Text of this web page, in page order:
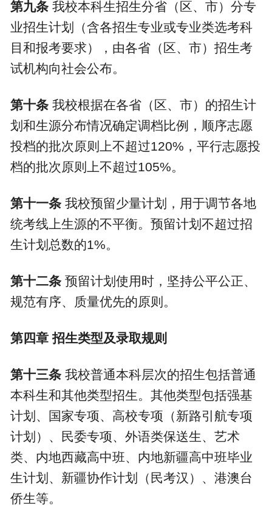
第九条 我校本科生招生分省（区、市）分专
业招生计划（含各招生专业或专业类选考科
目和报考要求），由各省（区、市）招生考
试机构向社会公布。
第十条 我校根据在各省（区、市）的招生计
划和生源分布情况确定调档比例，顺序志愿
投档的批次原则上不超过120% ，平行志愿投
档的批次原则上不超过105%。
第十一条 我校预留少量计划，用于调节各地
统考线上生源的不平衡。预留计划不超过招
生计划总数的1%。
第十二条 预留计划使用时，坚持公平公正、
规范有序、质量优先的原则。
第四章 招生类型及录取规则
第十三条 我校普通本科层次的招生包括普通
本科生和其他类型招生。其他类型包括强基
计划、国家专项、高校专项（新路引航专项
计划）、民委专项、外语类保送生、艺术
类、内地西藏高中班、内地新疆高中班毕业
生计划、新疆协作计划（民考汉）、港澳台
侨生等。